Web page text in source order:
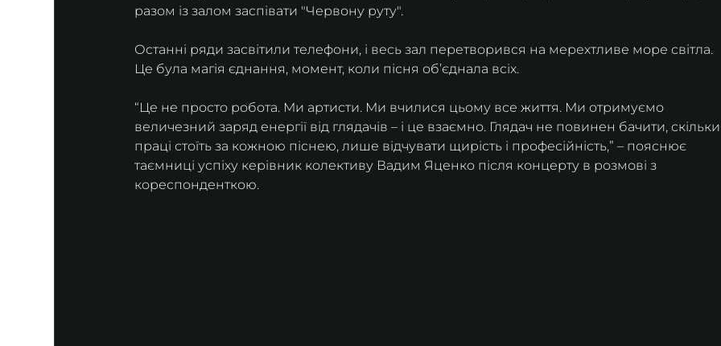
разом із залом заспівати "Червону руту".
Останні ряди засвітили телефони, і весь зал перетворився на мерехтливе море світла.
Це була магія єднання, момент, коли пісня об’єднала всіх.
“Це не просто робота. Ми артисти. Ми вчилися цьому все життя. Ми отримуємо
величезний заряд енергії від глядачів – і це взаємно. Глядач не повинен бачити, скільки
праці стоїть за кожною піснею, лише відчувати щирість і професійність,” – пояснює
таємниці успіху керівник колективу Вадим Яценко після концерту в розмові з
кореспонденткою.